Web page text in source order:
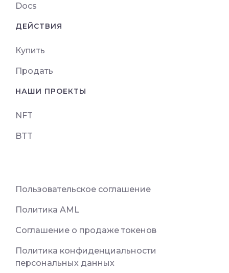
Docs
ДЕЙСТВИЯ
Купить
Продать
НАШИ ПРОЕКТЫ
NFT
BTT
Пользовательское соглашение
Политика AML
Соглашение о продаже токенов
Политика конфиденциальности
персональных данных